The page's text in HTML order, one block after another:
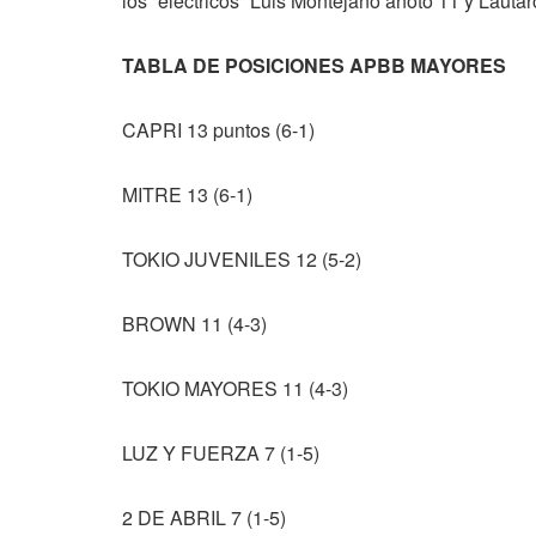
TABLA DE POSICIONES APBB MAYORES
CAPRI 13 puntos (6-1)
MITRE 13 (6-1)
TOKIO JUVENILES 12 (5-2)
BROWN 11 (4-3)
TOKIO MAYORES 11 (4-3)
LUZ Y FUERZA 7 (1-5)
2 DE ABRIL 7 (1-5)